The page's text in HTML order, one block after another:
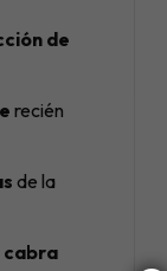
de
recién
de la
cabra